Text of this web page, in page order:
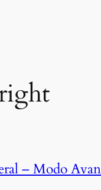
– Modo